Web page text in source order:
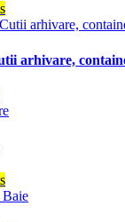
arhivare,